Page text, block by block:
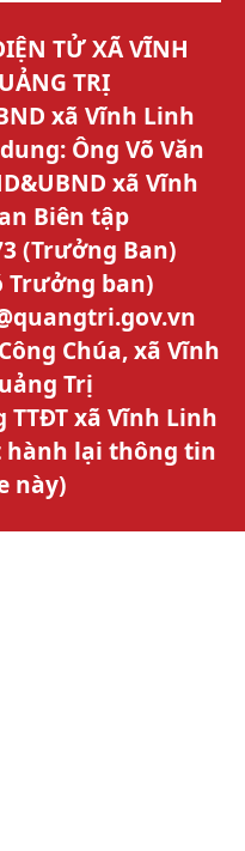
TỬ XÃ VĨNH
TRỊ
xã Vĩnh Linh
Ông Võ Văn
xã Vĩnh
Biên tập
(Trưởng Ban)
Trưởng ban)
Chúa, xã Vĩnh
Trị
xã Vĩnh Linh
hành lại thông tin
này)